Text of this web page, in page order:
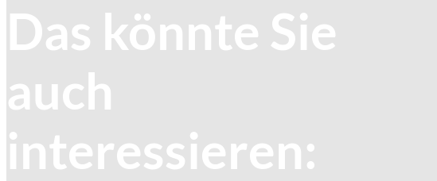
Das könnte Sie
auch
interessieren: